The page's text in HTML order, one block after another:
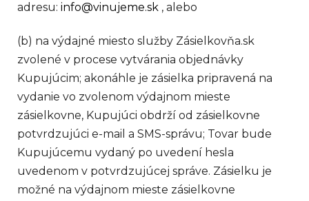
adresu: info@vinujeme.sk , alebo
(b) na výdajné miesto služby Zásielkovňa.sk
zvolené v procese vytvárania objednávky
Kupujúcim; akonáhle je zásielka pripravená na
vydanie vo zvolenom výdajnom mieste
zásielkovne, Kupujúci obdrží od zásielkovne
potvrdzujúci e-mail a SMS-správu; Tovar bude
Kupujúcemu vydaný po uvedení hesla
uvedenom v potvrdzujúcej správe. Zásielku je
možné na výdajnom mieste zásielkovne